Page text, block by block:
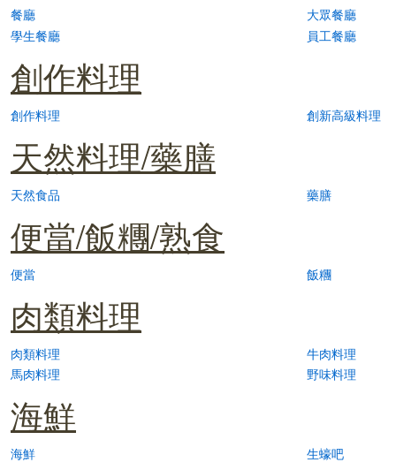
餐廳
大眾餐廳
學生餐廳
員工餐廳
創作料理
創作料理 創新高級料理
天然料理/藥膳
天然食品 藥膳
便當/飯糰/熟食
便當 飯糰
肉類料理
肉類料理
牛肉料理
馬肉料理
野味料理
海鮮
海鮮 生蠔吧